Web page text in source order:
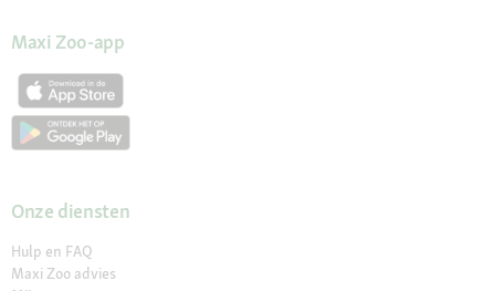
Maxi Zoo-app
Onze diensten
Hulp en FAQ
Maxi Zoo advies